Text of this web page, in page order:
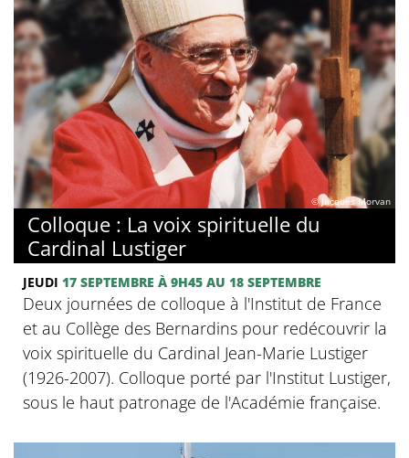
© Jacques Morvan
Colloque : La voix spirituelle du
Cardinal Lustiger
JEUDI 17 SEPTEMBRE À 9H45 AU 18 SEPTEMBRE
Deux journées de colloque à l'Institut de France
et au Collège des Bernardins pour redécouvrir la
voix spirituelle du Cardinal Jean-Marie Lustiger
(1926-2007). Colloque porté par l'Institut Lustiger,
sous le haut patronage de l'Académie française.